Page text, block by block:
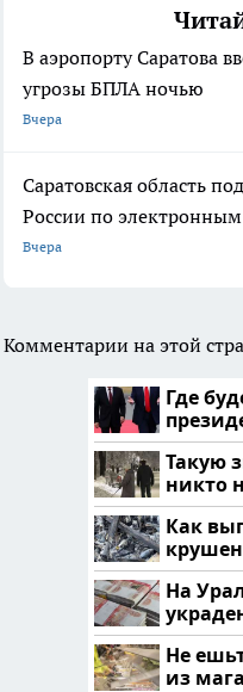
В аэропорту Саратова
угрозы БПЛА ночью
Вчера
Саратовская область
России по электронным
Вчера
Комментарии на этой
Где
Такую
никто
Как
На
рублей
Не
из